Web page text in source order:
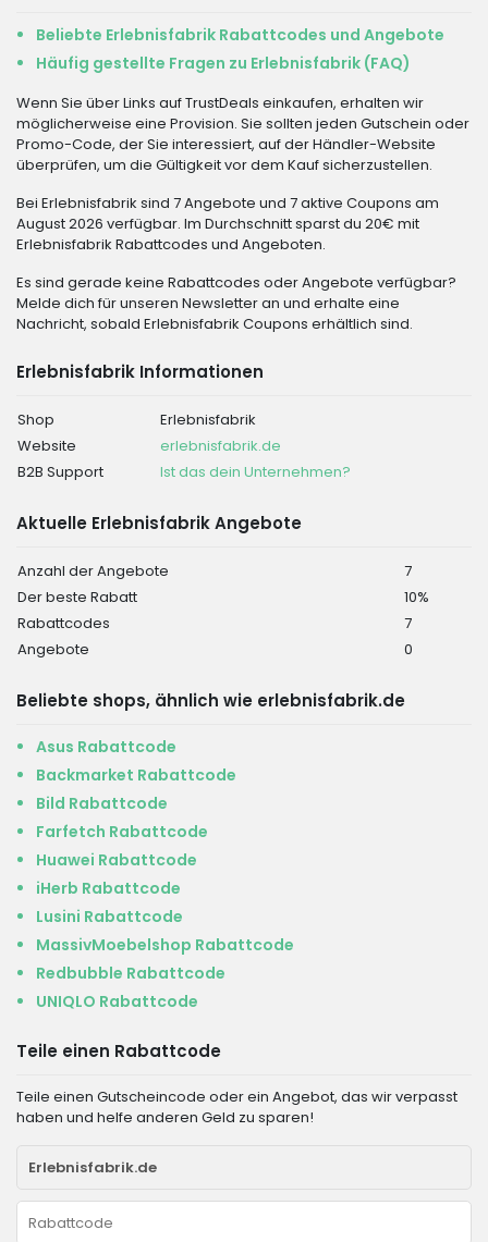
Beliebte Erlebnisfabrik Rabattcodes und Angebote
Häufig gestellte Fragen zu Erlebnisfabrik (FAQ)
Wenn Sie über Links auf TrustDeals einkaufen, erhalten wir
möglicherweise eine Provision. Sie sollten jeden Gutschein oder
Promo-Code, der Sie interessiert, auf der Händler-Website
überprüfen, um die Gültigkeit vor dem Kauf sicherzustellen.
Bei Erlebnisfabrik sind 7 Angebote und 7 aktive Coupons am
August 2026 verfügbar. Im Durchschnitt sparst du 20€ mit
Erlebnisfabrik Rabattcodes und Angeboten.
Es sind gerade keine Rabattcodes oder Angebote verfügbar?
Melde dich für unseren Newsletter an und erhalte eine
Nachricht, sobald Erlebnisfabrik Coupons erhältlich sind.
Erlebnisfabrik Informationen
Shop
Erlebnisfabrik
Website
erlebnisfabrik.de
B2B Support
Ist das dein Unternehmen?
Aktuelle Erlebnisfabrik Angebote
Anzahl der Angebote
7
Der beste Rabatt
10%
Rabattcodes
7
Angebote
0
Beliebte shops, ähnlich wie erlebnisfabrik.de
Asus Rabattcode
Backmarket Rabattcode
Bild Rabattcode
Farfetch Rabattcode
Huawei Rabattcode
iHerb Rabattcode
Lusini Rabattcode
MassivMoebelshop Rabattcode
Redbubble Rabattcode
UNIQLO Rabattcode
Teile einen Rabattcode
Teile einen Gutscheincode oder ein Angebot, das wir verpasst
haben und helfe anderen Geld zu sparen!